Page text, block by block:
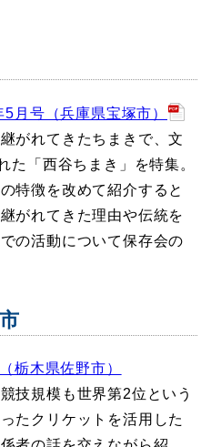
月号（兵庫県宝塚市）
がれてきたちまきで、文
た「西谷ちまき」を特集。
特徴を改めて紹介すると
がれてきた理由や伝統を
の活動について保存会の
栃木県佐野市）
技規模も世界第2位という
たクリケットを活用した